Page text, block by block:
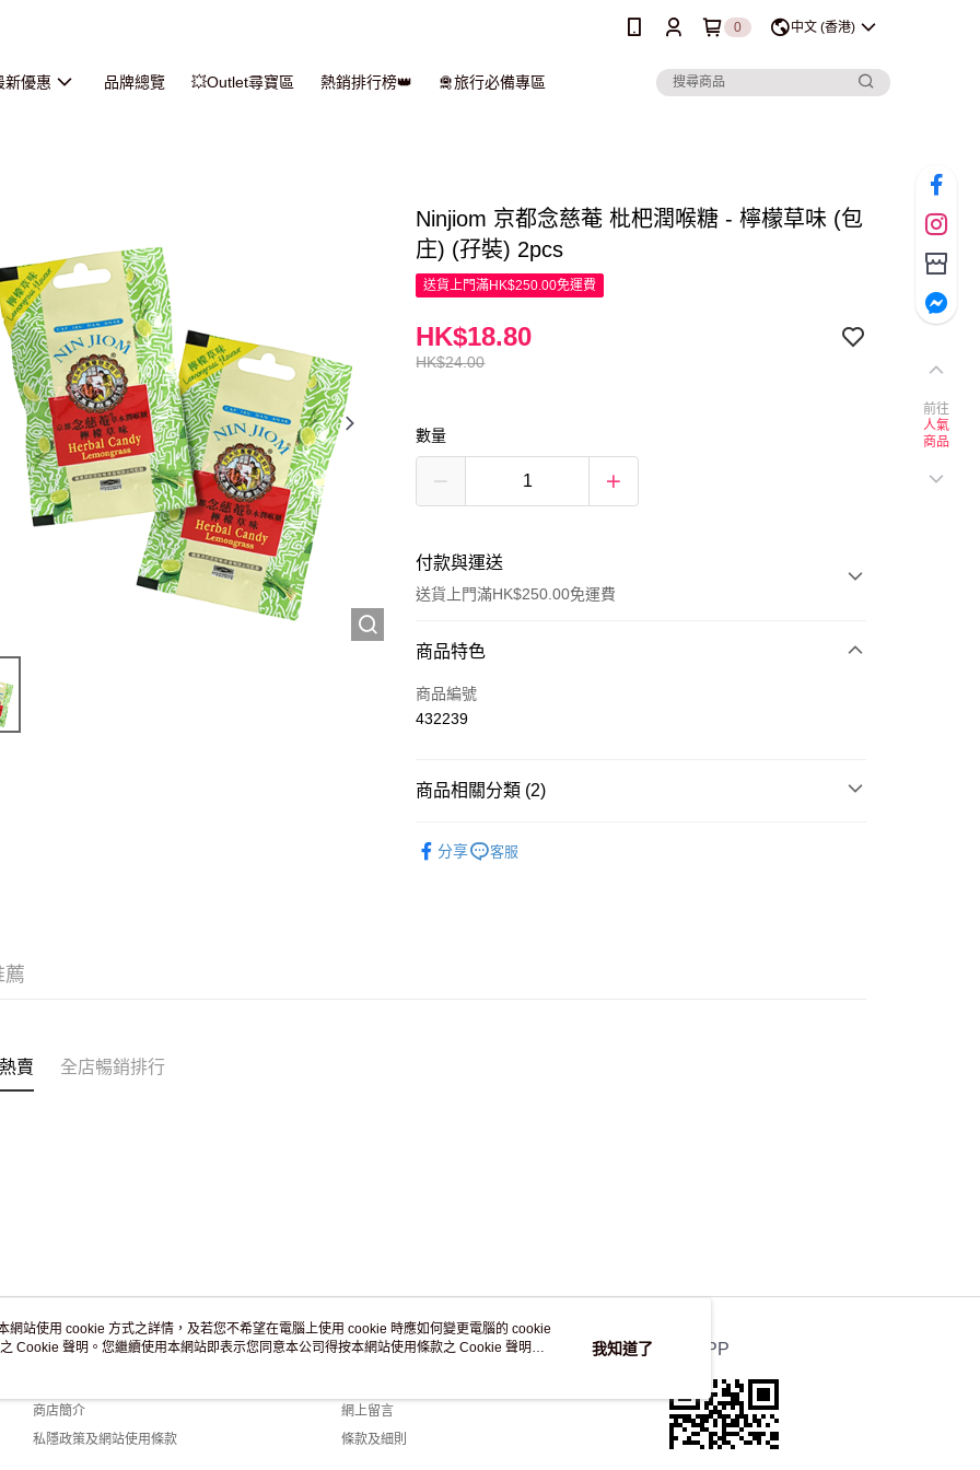
0 中文 (香港)
新優惠 品牌總覽 💥Outlet尋寶區 熱銷排行榜👑 🛅旅行必備專區
Ninjiom 京都念慈菴 枇杷潤喉糖 - 檸檬草味 (包
庄) (孖裝) 2pcs
送貨上門滿HK$250.00免運費
HK$24.00
HK$18.80
數量
付款與運送
送貨上門滿HK$250.00免運費
付款方式
信用卡
商品特色
商品編號
432239
商品相關分類 (2)
分享 客服
薦
賣 全店暢銷排行
關於我們
商店簡介
私隱政策及網站使用條款
客戶服務
網上留言
條款及細則
官方APP
前往
人氣
商品
網站使用 cookie 方式之詳情，及若您不希望在電腦上使用 cookie 時應如何變更電腦的 cookie
Cookie 聲明。您繼續使用本網站即表示您同意本公司得按本網站使用條款之 Cookie 聲明使
我知道了